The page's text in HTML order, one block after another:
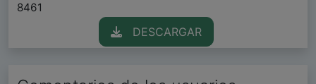
8461
DESCARGAR